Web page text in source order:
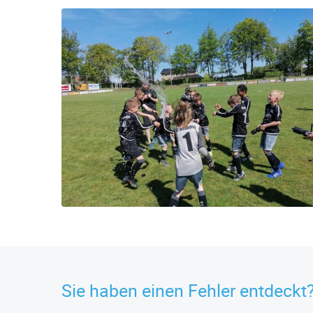
Sie haben einen Fehler